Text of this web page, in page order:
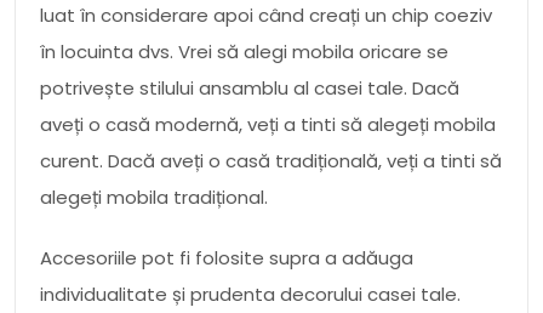
luat în considerare apoi când creați un chip coeziv
în locuinta dvs. Vrei să alegi mobila oricare se
potrivește stilului ansamblu al casei tale. Dacă
aveți o casă modernă, veți a tinti să alegeți mobila
curent. Dacă aveți o casă tradițională, veți a tinti să
alegeți mobila tradițional.
Accesoriile pot fi folosite supra a adăuga
individualitate și prudenta decorului casei tale.